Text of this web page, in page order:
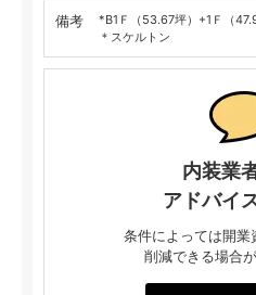
備考
*B1Ｆ（53.67坪）+1Ｆ（
＊スケルトン
内装業
アドバイ
条件によっては開業
削減できる場合